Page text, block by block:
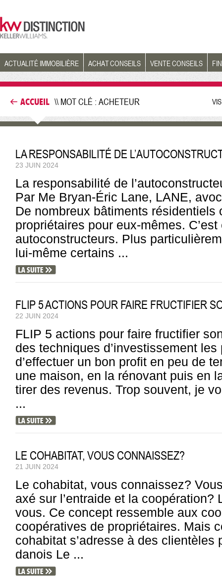
ACTUALITÉ IMMOBILIÈRE ACHAT CONSEILS VENTE CONSEILS
ACCUEIL \\ MOT CLÉ : ACHETEUR
LA RESPONSABILITÉ DE
23 JUIN 2024
La responsabilité de
Par Me Bryan-Éric Lane, LANE,
De nombreux bâtiments résidentiels
propriétaires pour eux-mêmes.
autoconstructeurs. Plus
lui-même certains ...
FLIP 5 ACTIONS POUR FAIRE FRUCTIFIER
22 JUIN 2024
FLIP 5 actions pour faire fructifier
des techniques d’investissement
d’effectuer un bon profit en peu de
une maison, en la rénovant puis en
tirer des revenus. Trop souvent, je
...
LE COHABITAT, VOUS CONNAISSEZ?
21 JUIN 2024
Le cohabitat, vous connaissez?
axé sur l’entraide et la
vous. Ce concept ressemble aux
coopératives de propriétaires. Mais
cohabitat s’adresse à des
danois Le ...